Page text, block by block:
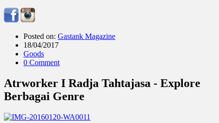
Posted on: Gastank Magazine
18/04/2017
Goods
0 Comment
Atrworker I Radja Tahtajasa - Explore
Berbagai Genre